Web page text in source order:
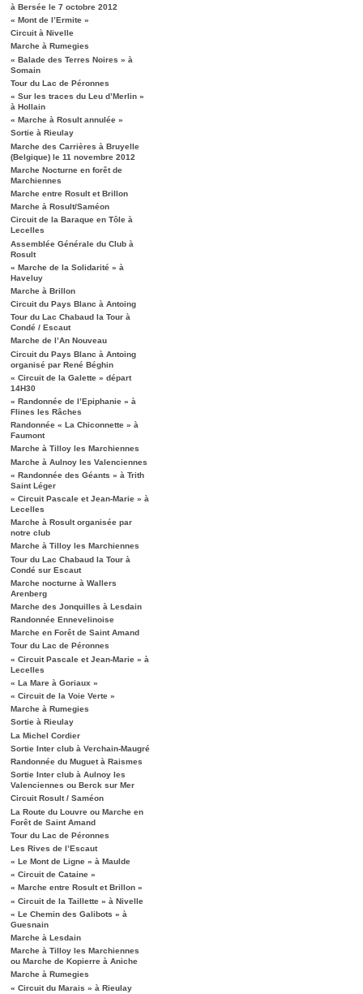
à Bersée le 7 octobre 2012
« Mont de l’Ermite »
Circuit à Nivelle
Marche à Rumegies
« Balade des Terres Noires » à
Somain
Tour du Lac de Péronnes
« Sur les traces du Leu d’Merlin »
à Hollain
« Marche à Rosult annulée »
Sortie à Rieulay
Marche des Carrières à Bruyelle
(Belgique) le 11 novembre 2012
Marche Nocturne en forêt de
Marchiennes
Marche entre Rosult et Brillon
Marche à Rosult/Saméon
Circuit de la Baraque en Tôle à
Lecelles
Assemblée Générale du Club à
Rosult
« Marche de la Solidarité » à
Haveluy
Marche à Brillon
Circuit du Pays Blanc à Antoing
Tour du Lac Chabaud la Tour à
Condé / Escaut
Marche de l’An Nouveau
Circuit du Pays Blanc à Antoing
organisé par René Béghin
« Circuit de la Galette » départ
14H30
« Randonnée de l’Epiphanie » à
Flines les Râches
Randonnée « La Chiconnette » à
Faumont
Marche à Tilloy les Marchiennes
Marche à Aulnoy les Valenciennes
« Randonnée des Géants » à Trith
Saint Léger
« Circuit Pascale et Jean-Marie » à
Lecelles
Marche à Rosult organisée par
notre club
Marche à Tilloy les Marchiennes
Tour du Lac Chabaud la Tour à
Condé sur Escaut
Marche nocturne à Wallers
Arenberg
Marche des Jonquilles à Lesdain
Randonnée Ennevelinoise
Marche en Forêt de Saint Amand
Tour du Lac de Péronnes
« Circuit Pascale et Jean-Marie » à
Lecelles
« La Mare à Goriaux »
« Circuit de la Voie Verte »
Marche à Rumegies
Sortie à Rieulay
La Michel Cordier
Sortie Inter club à Verchain-Maugré
Randonnée du Muguet à Raismes
Sortie Inter club à Aulnoy les
Valenciennes ou Berck sur Mer
Circuit Rosult / Saméon
La Route du Louvre ou Marche en
Forêt de Saint Amand
Tour du Lac de Péronnes
Les Rives de l’Escaut
« Le Mont de Ligne » à Maulde
« Circuit de Cataine »
« Marche entre Rosult et Brillon »
« Circuit de la Taillette » à Nivelle
« Le Chemin des Galibots » à
Guesnain
Marche à Lesdain
Marche à Tilloy les Marchiennes
ou Marche de Kopierre à Aniche
Marche à Rumegies
« Circuit du Marais » à Rieulay